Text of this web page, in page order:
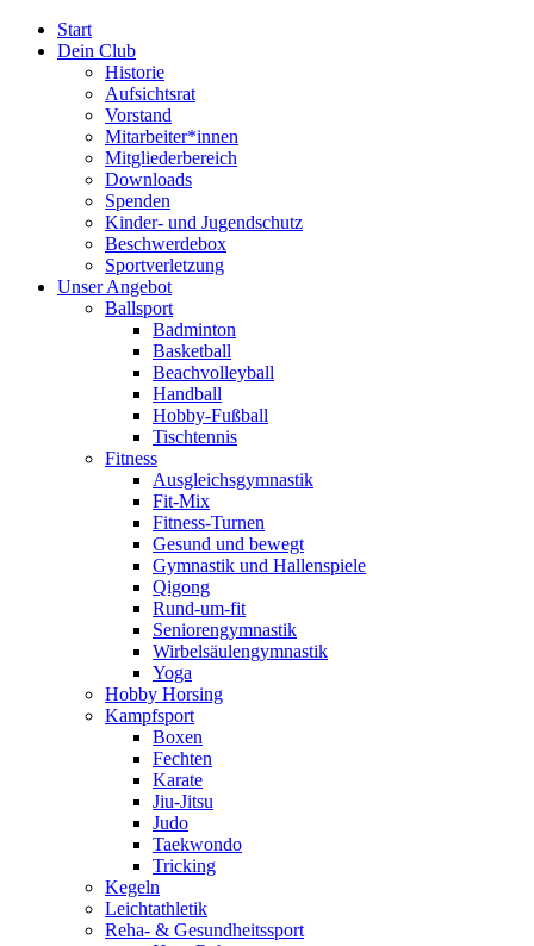
Start
Dein Club
Historie
Aufsichtsrat
Vorstand
Mitarbeiter*innen
Mitgliederbereich
Downloads
Spenden
Kinder- und Jugendschutz
Beschwerdebox
Sportverletzung
Unser Angebot
Ballsport
Badminton
Basketball
Beachvolleyball
Handball
Hobby-Fußball
Tischtennis
Fitness
Ausgleichsgymnastik
Fit-Mix
Fitness-Turnen
Gesund und bewegt
Gymnastik und Hallenspiele
Qigong
Rund-um-fit
Seniorengymnastik
Wirbelsäulengymnastik
Yoga
Hobby Horsing
Kampfsport
Boxen
Fechten
Karate
Jiu-Jitsu
Judo
Taekwondo
Tricking
Kegeln
Leichtathletik
Reha- & Gesundheitssport